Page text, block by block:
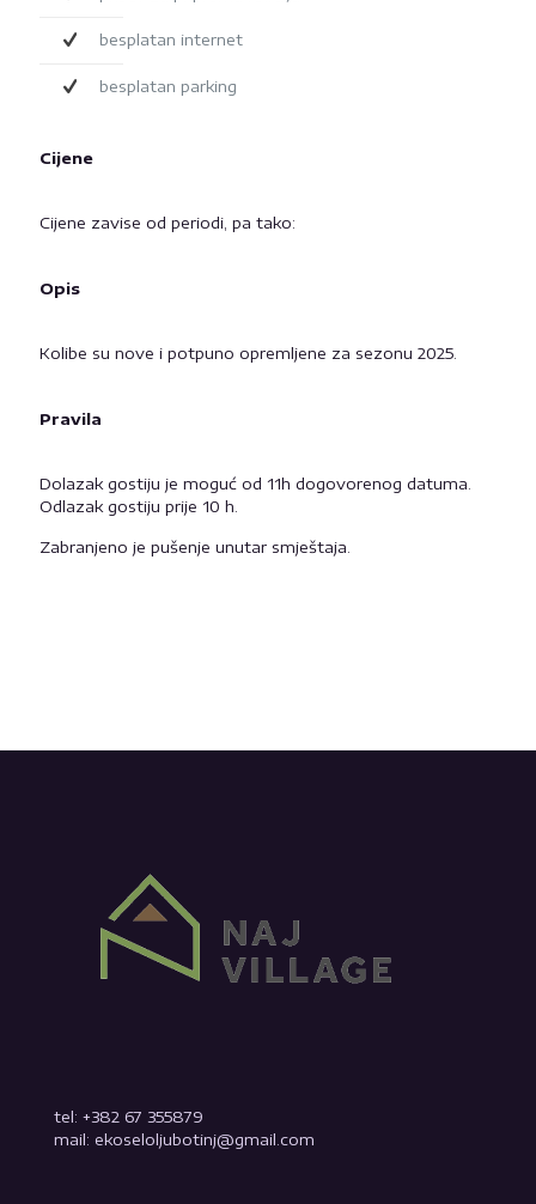
besplatan internet
besplatan parking
Cijene
Cijene zavise od periodi, pa tako:
Opis
Kolibe su nove i potpuno opremljene za sezonu 2025.
Pravila
Dolazak gostiju je moguć od 11h dogovorenog datuma.
Odlazak gostiju prije 10 h.
Zabranjeno je pušenje unutar smještaja.
tel: +382 67 355879
mail: ekoseloljubotinj@gmail.com